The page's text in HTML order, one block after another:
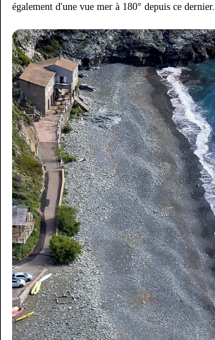
également d'une vue mer à 180° depuis ce dernier.